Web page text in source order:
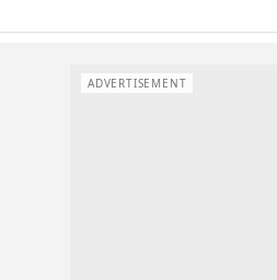
ADVERTISEMENT